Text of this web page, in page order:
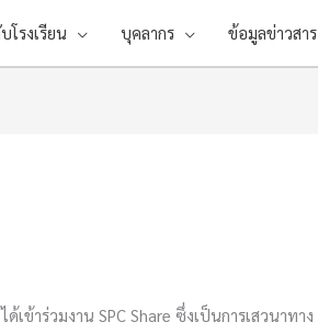
โรงเรียน บุคลากร ข้อมูลข่าวสาร
าร่วมงาน SPC Share ซึ่งเป็นการเสวนาทาง